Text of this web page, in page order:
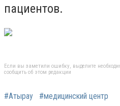
пациентов.
Если вы заметили ошибку, выделите
сообщить об этом редакции
#Атырау #медицинский центр